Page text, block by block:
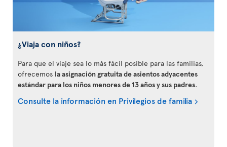
¿Viaja con niños?
Para que el viaje sea lo más fácil posible para las familias,
ofrecemos la asignación gratuita de asientos adyacentes
estándar para los niños menores de 13 años y sus padres.
Consulte la información en Privilegios de familia